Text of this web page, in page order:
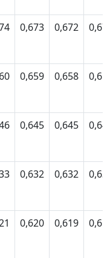
0,673 0,672
0,659 0,658
0,645 0,645
0,632 0,632
0,620 0,619